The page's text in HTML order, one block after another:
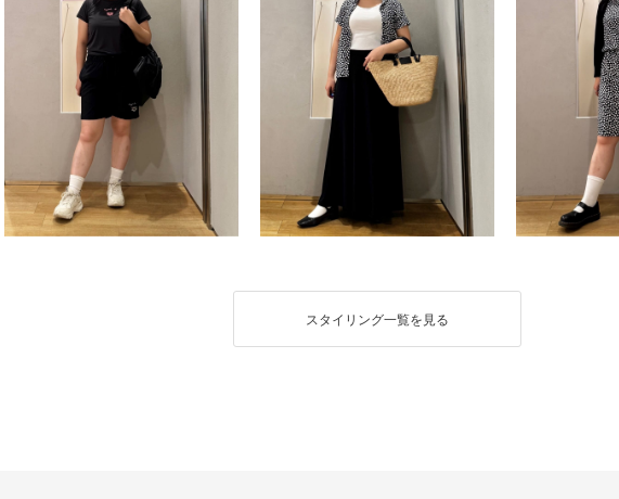
スタイリング一覧を見る